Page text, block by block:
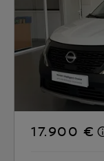
17.900 €